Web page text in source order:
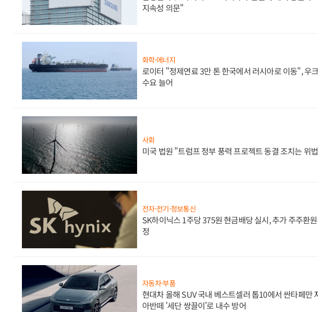
지속성 의문"
화학·에너지
로이터 "정제연료 3만 톤 한국에서 러시아로 이동", 우
수요 늘어
사회
미국 법원 "트럼프 정부 풍력 프로젝트 동결 조치는 위
전자·전기·정보통신
SK하이닉스 1주당 375원 현금배당 실시, 추가 주주환
정
자동차·부품
현대차 올해 SUV 국내 베스트셀러 톱10에서 싼타페만
아반떼 '세단 쌍끌이'로 내수 방어